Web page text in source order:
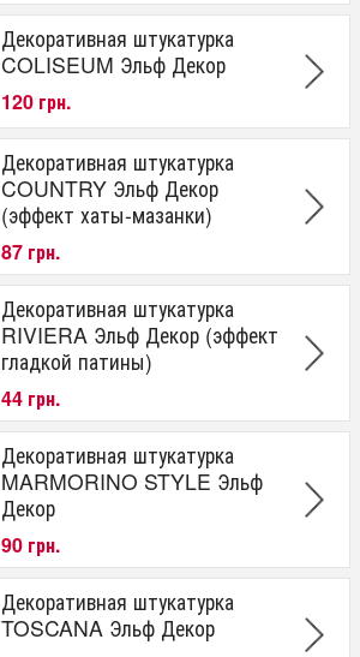
Декоративная штукатурка
COLISEUM Эльф Декор
120 грн.
Декоративная штукатурка
COUNTRY Эльф Декор
(эффект хаты-мазанки)
87 грн.
Декоративная штукатурка
RIVIERA Эльф Декор (эффект
гладкой патины)
44 грн.
Декоративная штукатурка
MARMORINO STYLE Эльф
Декор
90 грн.
Декоративная штукатурка
TOSCANA Эльф Декор